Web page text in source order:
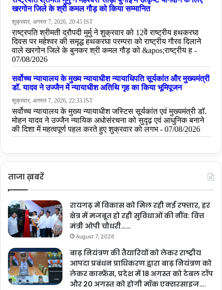
ताजा ख़बरें
रायगढ़ में विकास को मिल रही नई रफ्तार, हर
क्षेत्र में मजबूत हो रही सुविधाओं की नींव: वित्त
मंत्री ओपी चौधरी……
August 7, 2026
बाढ़ नियंत्रण की तैयारियों को लेकर राष्ट्रीय
आपदा प्रबंधन प्राधिकरण द्वारा बाढ़ नियंत्रण को
लेकर कान्फ्रेंस, प्रदेश में 18 अगस्त को टेबल टॉप
और 20 अगस्त को होगी मॉक एक्सरसाइज….